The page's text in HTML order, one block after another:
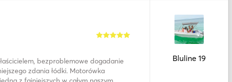
bezproblemowe dogadanie
zdania łódki. Motorówka
Bluline 19